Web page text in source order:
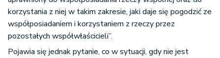
korzystania z niej w takim zakresie, jaki daje się pogodzić ze
współposiadaniem i korzystaniem z rzeczy przez
pozostałych współwłaścicieli”.
Pojawia się jednak pytanie, co w sytuacji, gdy nie jest